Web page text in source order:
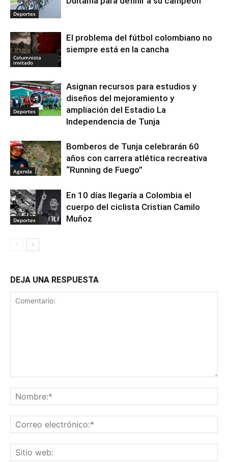
Deportes
Columnista
invitado
El problema del fútbol colombiano no
siempre está en la cancha
Deportes
Asignan recursos para estudios y
diseños del mejoramiento y
ampliación del Estadio La
Independencia de Tunja
Agenda
Bomberos de Tunja celebrarán 60
años con carrera atlética recreativa
“Running de Fuego”
Deportes
En 10 días llegaría a Colombia el
cuerpo del ciclista Cristian Camilo
Muñoz
DEJA UNA RESPUESTA